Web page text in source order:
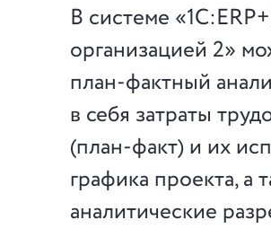
В системе
организацией 2»
план-фактный
в себя затраты
(план-факт) и их
графика проекта, а
аналитические